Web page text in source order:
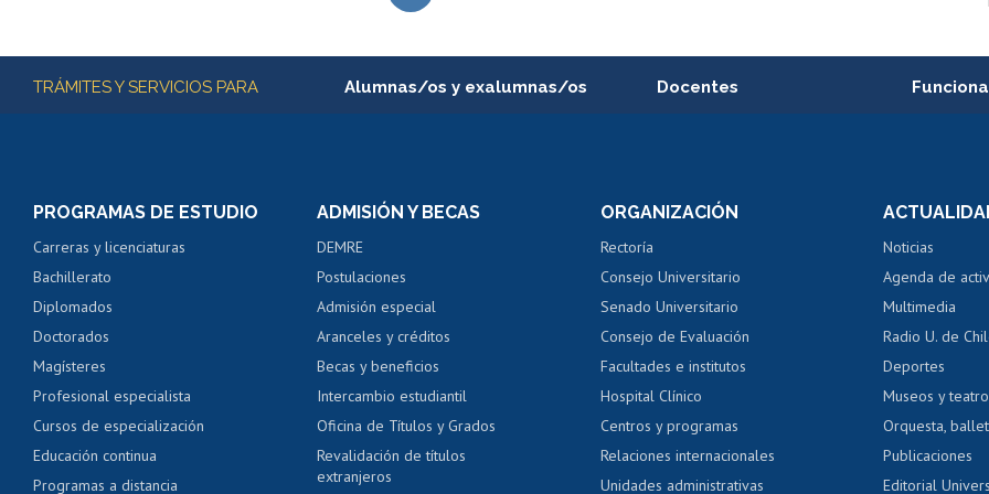
Más información
TRÁMITES Y SERVICIOS PARA Alumnas/os y exalumnas/os
Consulta y certificado de notas
Servicio médico y dental
Pago de arancel y crédito alumnos
Pago de arancel y crédito exalumnos
Certificado de títulos y grados
Docentes
Perfeccionamiento
Evaluación docente
Calificación académica
Postulación al AUCAI
Portal de
Certificado
Certificado
Acoso
PROGRAMAS DE ESTUDIO
Carreras y licenciaturas
Bachillerato
Diplomados
Doctorados
Magísteres
Profesional especialista
Cursos de especialización
Educación continua
Programas a distancia
ADMISIÓN Y BECAS
DEMRE
Postulaciones
Admisión especial
Aranceles y créditos
Becas y beneficios
Intercambio estudiantil
Oficina de Títulos y Grados
Revalidación de títulos
extranjeros
ORGANIZACIÓN
Rectoría
Consejo Universitario
Senado Universitario
Consejo de Evaluación
Facultades e institutos
Hospital Clínico
Centros y programas
Relaciones internacionales
Unidades administrativas
Noticias
Agenda de
Multimedia
Radio U. de
Deportes
Museos y
Orquesta,
Publicaciones
Editorial